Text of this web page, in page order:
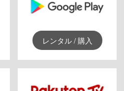
レンタル / 購入